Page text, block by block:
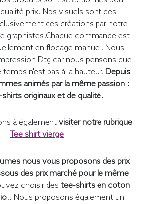
prix. Nos visuels sont des
des créations par notre
graphistes.Chaque commande est
en flocage manuel. Nous
Dtg car nous pensons que
temps n'est pas à la hauteur. Depuis
animés par la même passion :
originaux et de qualité.
à également visiter notre rubrique
Tee shirt vierge
nous vous proposons des prix
des prix marché pour le même
choisir des tee-shirts en coton
.. Nous proposons également un